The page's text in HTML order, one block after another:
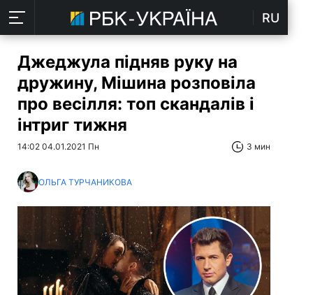
RU
Джеджула підняв руку на
дружину, Мішина розповіла
про весілля: топ скандалів і
інтриг тижня
14:02 04.01.2021 Пн 3 мин
ОЛЬГА ТУРЧАНИКОВА